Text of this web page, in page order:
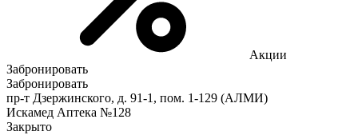
Акции
Забронировать
Забронировать
пр-т Дзержинского, д. 91-1, пом. 1-129 (АЛМИ)
Искамед Аптека №128
Закрыто